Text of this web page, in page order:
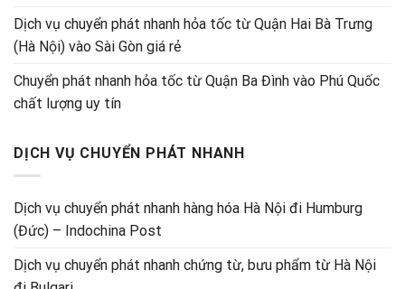
Dịch vụ chuyển phát nhanh hỏa tốc từ Quận Hai Bà Trưng
(Hà Nội) vào Sài Gòn giá rẻ
Chuyển phát nhanh hỏa tốc từ Quận Ba Đình vào Phú Quốc
chất lượng uy tín
DỊCH VỤ CHUYỂN PHÁT NHANH
Dịch vụ chuyển phát nhanh hàng hóa Hà Nội đi Humburg
(Đức) – Indochina Post
Dịch vụ chuyển phát nhanh chứng từ, bưu phẩm từ Hà Nội